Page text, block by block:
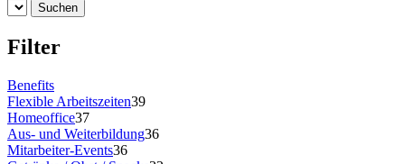
Suchen
Filter
Benefits
Flexible Arbeitszeiten39
Homeoffice37
Aus- und Weiterbildung36
Mitarbeiter-Events36